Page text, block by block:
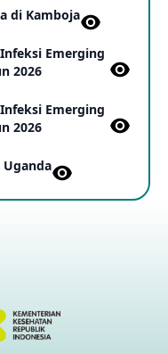
di RD Kongo dan
17 May 2026
2026
Keberangkatan
di Kamboja​
Emerging
2026
Emerging
2026